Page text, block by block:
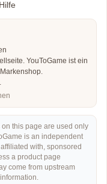
YouToGame ist ein
this page are used only
is an independent
with, sponsored
a product page
come from upstream